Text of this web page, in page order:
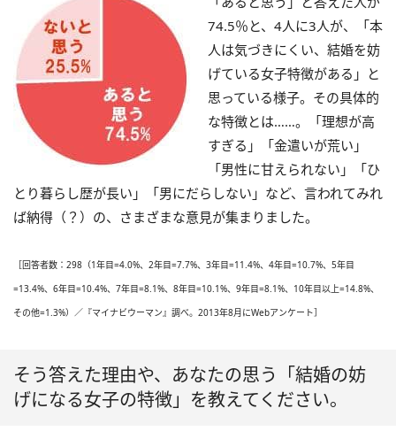
74.5％と、4人に3人が、「本
人は気づきにくい、結婚を妨
げている女子特徴がある」と
思っている様子。その具体的
な特徴とは……。「理想が高
すぎる」「金遣いが荒い」
「男性に甘えられない」「ひ
とり暮らし歴が長い」「男にだらしない」など、言われてみれ
ば納得（？）の、さまざまな意見が集まりました。
［回答者数：298（1年目=4.0%、2年目=7.7%、3年目=11.4%、4年目=10.7%、5年目
=13.4%、6年目=10.4%、7年目=8.1%、8年目=10.1%、9年目=8.1%、10年目以上=14.8%、
その他=1.3%）／『マイナビウーマン』調べ。2013年8月にWebアンケート］
そう答えた理由や、あなたの思う「結婚の妨
げになる女子の特徴」を教えてください。